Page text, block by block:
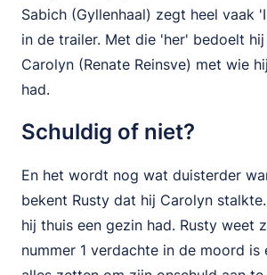
Sabich (Gyllenhaal) zegt heel vaak
in de trailer. Met die 'her' bedoelt
Carolyn (Renate Reinsve) met wie
had.
Schuldig of niet?
En het wordt nog wat duisterder
bekent Rusty dat hij Carolyn
hij thuis een gezin had. Rusty weet
nummer 1 verdachte in de moord is